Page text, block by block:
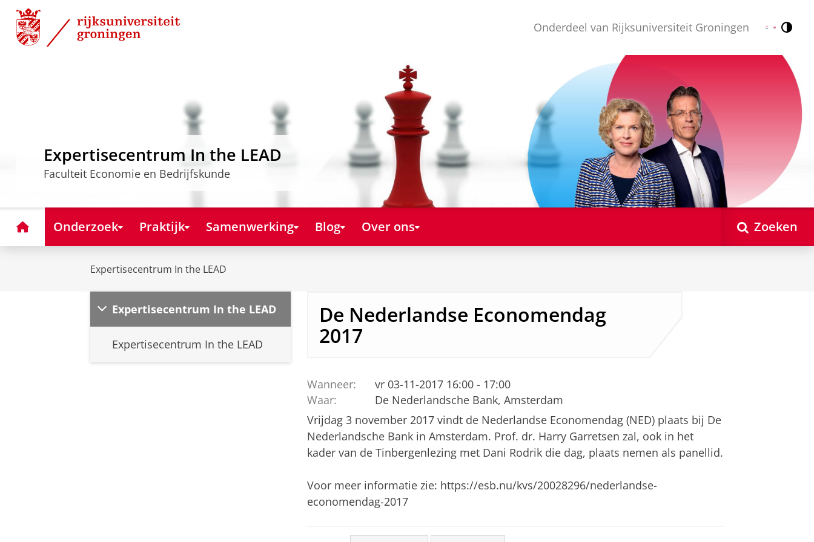
Skip
Content
Skip
Navigation
Onderdeel van Rijksuniversiteit Groningen Nederlands
English
Expertisecentrum In the LEAD
Faculteit Economie en Bedrijfskunde
HomeOnderzoek Praktijk Samenwerking Blog Over ons Zoeken
Expertisecentrum In the LEAD
Expertisecentrum In the LEAD
Expertisecentrum In the LEAD
De Nederlandse Economendag
2017
Wanneer:
vr 03-11-2017 16:00 - 17:00
Waar:
De Nederlandsche Bank, Amsterdam
Vrijdag 3 november 2017 vindt de Nederlandse Economendag (NED) plaats bij De
Nederlandsche Bank in Amsterdam. Prof. dr. Harry Garretsen zal, ook in het
kader van de Tinbergenlezing met Dani Rodrik die dag, plaats nemen als panellid.
Voor meer informatie zie: https://esb.nu/kvs/20028296/nederlandse-
economendag-2017